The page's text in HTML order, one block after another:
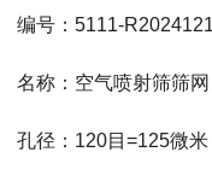
编号：5111-
名称：空气喷射筛筛网
孔径：120目=125微米